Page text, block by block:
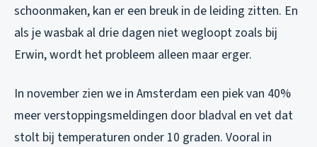
schoonmaken, kan er een breuk in de leiding zitten. En
als je wasbak al drie dagen niet wegloopt zoals bij
Erwin, wordt het probleem alleen maar erger.
In november zien we in Amsterdam een piek van 40%
meer verstoppingsmeldingen door bladval en vet dat
stolt bij temperaturen onder 10 graden. Vooral in